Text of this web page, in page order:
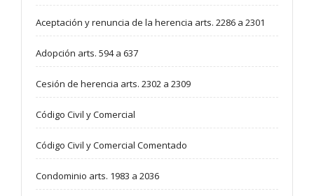
Aceptación y renuncia de la herencia arts. 2286 a 2301
Adopción arts. 594 a 637
Cesión de herencia arts. 2302 a 2309
Código Civil y Comercial
Código Civil y Comercial Comentado
Condominio arts. 1983 a 2036